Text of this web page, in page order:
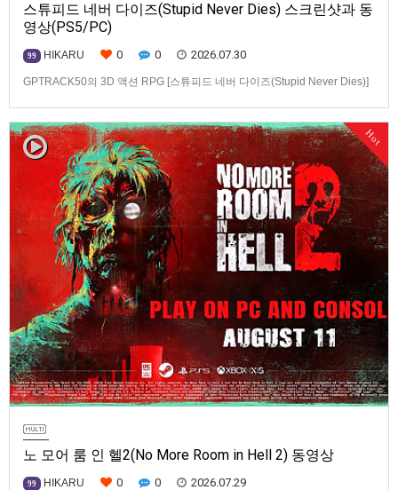
스튜피드 네버 다이즈(Stupid Never Dies) 스크린샷과 동
영상(PS5/PC)
99 HIKARU 0 0 2026.07.30
GPTRACK50의 3D 액션 RPG [스튜피드 네버 다이즈(Stupid Never Dies)]
Hot
노 모어 룸 인 헬2(No More Room in Hell 2) 동영상
99 HIKARU 0 0 2026.07.29